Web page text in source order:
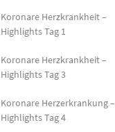
Koronare Herzkrankheit –
Highlights Tag 1
Koronare Herzkrankheit –
Highlights Tag 3
Koronare Herzerkrankung –
Highlights Tag 4